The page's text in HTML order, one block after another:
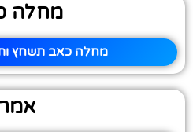
מחלה
מחלה כאב תשחץ
אמר